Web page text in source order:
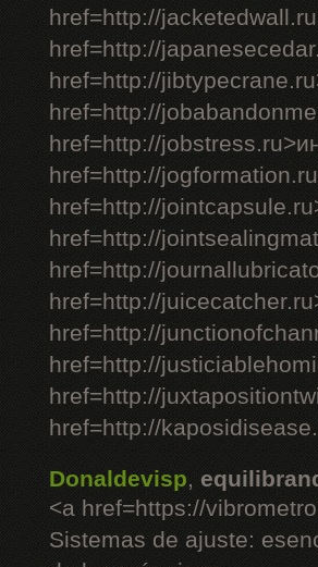
href=http://
href=http://
href=http://
href=http://
href=http://
href=http://
href=http://
href=http://
href=http://
href=http://
href=http://
href=http://
href=http://
href=http://
Donaldevisp,
<a href=https://
Sistemas de ajuste: